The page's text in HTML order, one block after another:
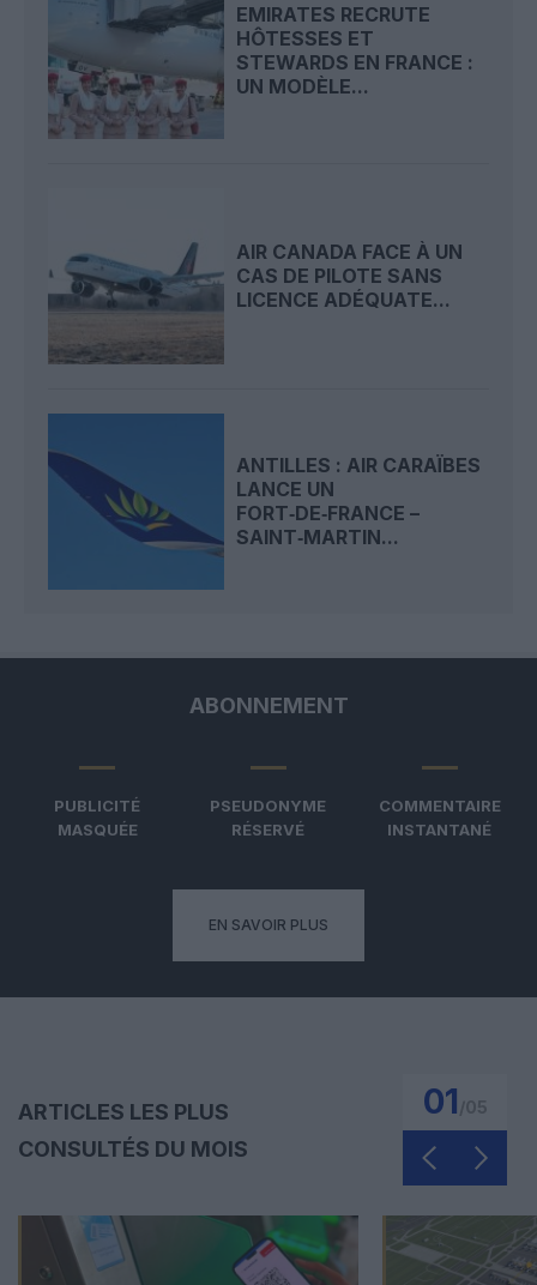
EMIRATES RECRUTE
HÔTESSES ET
STEWARDS EN FRANCE :
UN MODÈLE...
AIR CANADA FACE À UN
CAS DE PILOTE SANS
LICENCE ADÉQUATE...
ANTILLES : AIR CARAÏBES
LANCE UN
FORT‑DE‑FRANCE –
SAINT‑MARTIN...
ABONNEMENT
PUBLICITÉ
MASQUÉE
PSEUDONYME
RÉSERVÉ
COMMENTAIRE
INSTANTANÉ
EN SAVOIR PLUS
ARTICLES LES PLUS
CONSULTÉS DU MOIS
01